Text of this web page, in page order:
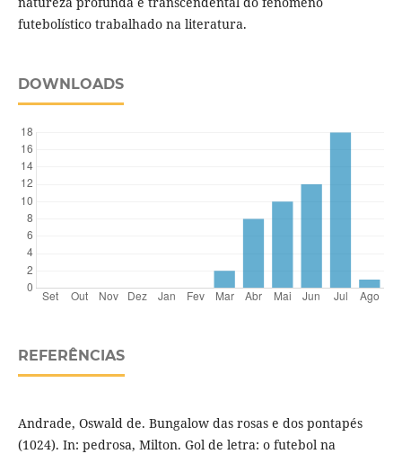
futebolístico trabalhado na literatura.
DOWNLOADS
REFERÊNCIAS
Andrade, Oswald de. Bungalow das rosas e dos pontapés
(1024). In: pedrosa, Milton. Gol de letra: o futebol na